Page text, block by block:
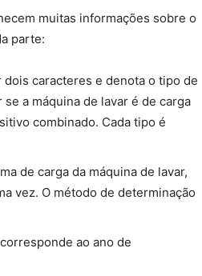
muitas informações sobre o
parte:
caracteres e denota o tipo de
a máquina de lavar é de carga
combinado. Cada tipo é
de carga da máquina de lavar,
vez. O método de determinação
ao ano de